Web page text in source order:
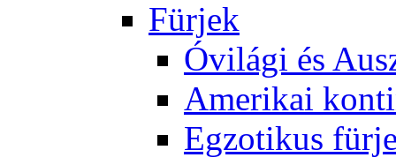
Fürjek
Óvilági és
Amerikai
Egzotikus